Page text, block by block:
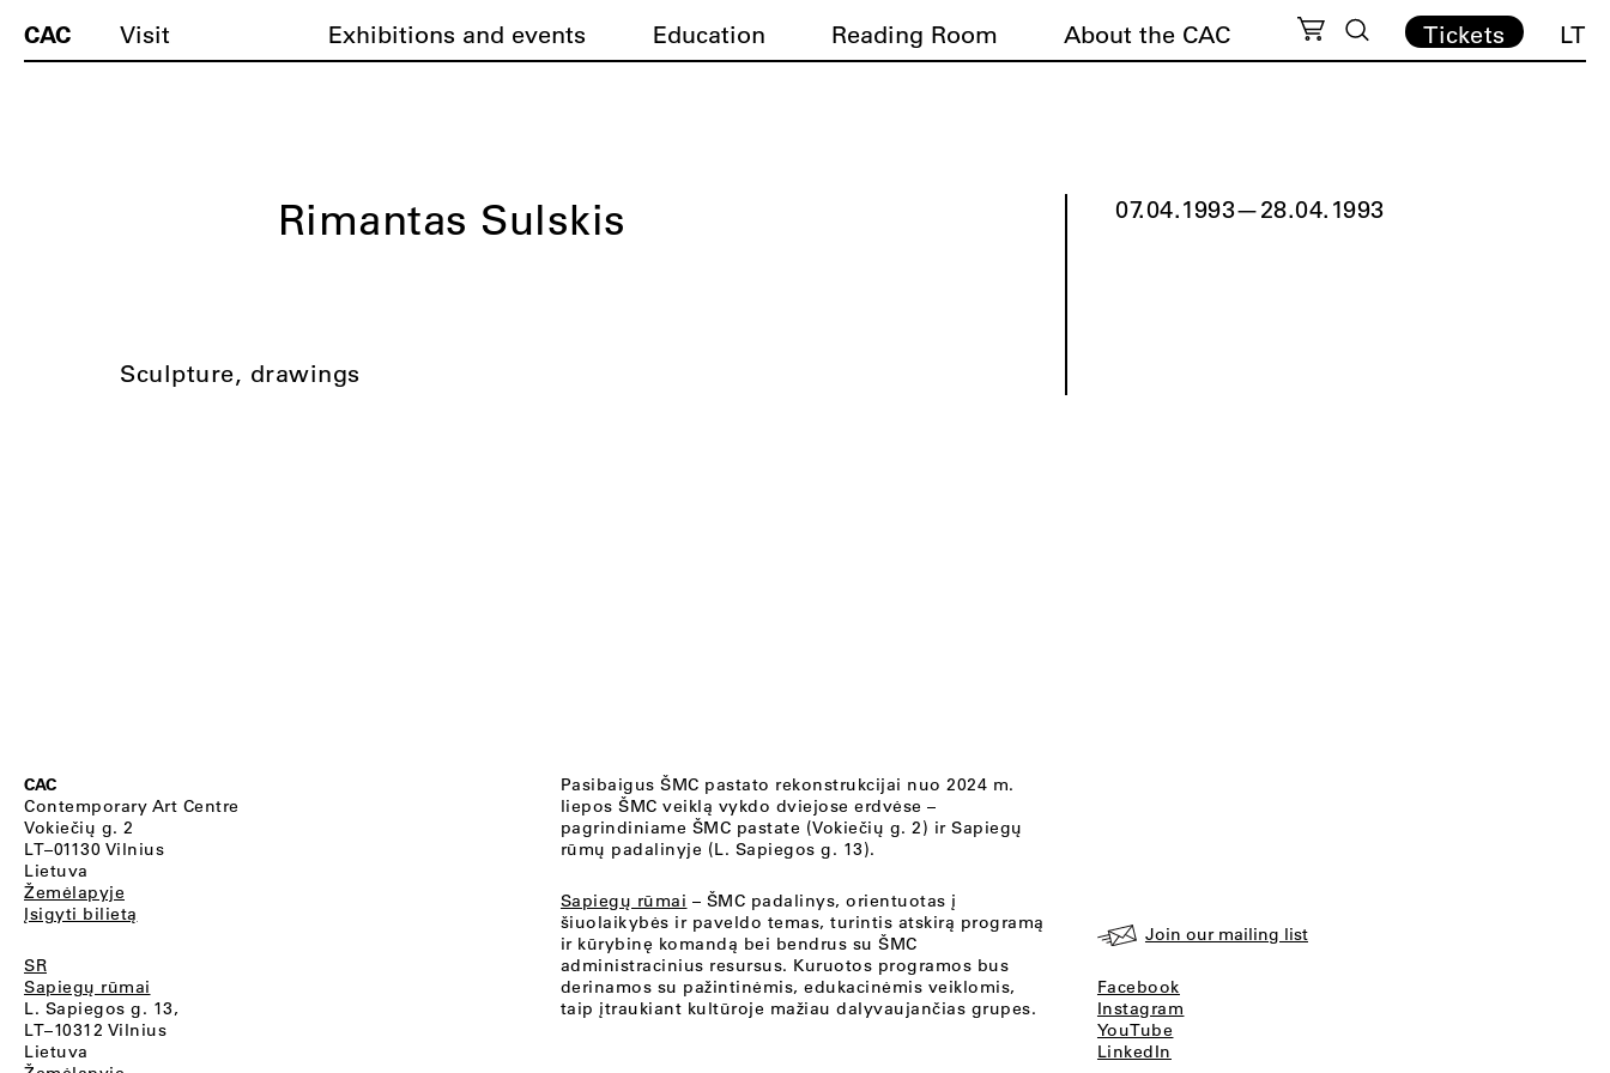
CAC Visit Exhibitions and events Education Reading Room About the CAC Tickets LT
Rimantas Sulskis
Sculpture, drawings
07.04.1993—28.04.1993
CAC
Contemporary Art Centre
Vokiečių g. 2
LT–01130 Vilnius
Lietuva
Žemėlapyje
Įsigyti bilietą
SR
Sapiegų rūmai
L. Sapiegos g. 13,
LT–10312 Vilnius
Lietuva
Pasibaigus ŠMC pastato rekonstrukcijai nuo 2024 m.
liepos ŠMC veiklą vykdo dviejose erdvėse –
pagrindiniame ŠMC pastate (Vokiečių g. 2) ir Sapiegų
rūmų padalinyje (L. Sapiegos g. 13).
Sapiegų rūmai – ŠMC padalinys, orientuotas į
šiuolaikybės ir paveldo temas, turintis atskirą programą
ir kūrybinę komandą bei bendrus su ŠMC
administracinius resursus. Kuruotos programos bus
derinamos su pažintinėmis, edukacinėmis veiklomis,
taip įtraukiant kultūroje mažiau dalyvaujančias grupes.
Join our mailing list
Facebook
Instagram
YouTube
LinkedIn